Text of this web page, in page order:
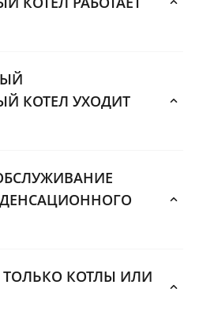
КОТЕЛ УХОДИТ
ТОЛЬКО КОТЛЫ ИЛИ